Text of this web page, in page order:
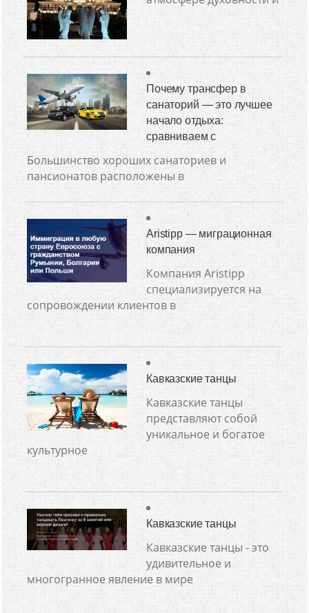
Почему трансфер в
санаторий — это лучшее
начало отдыха:
сравниваем с
Большинство хороших санаториев и
пансионатов расположены в
Aristipp — миграционная
компания
Компания Aristipp
специализируется на
сопровождении клиентов в
Кавказские танцы
Кавказские танцы
представляют собой
уникальное и богатое
культурное
Кавказские танцы
Кавказские танцы - это
удивительное и
многогранное явление в мире